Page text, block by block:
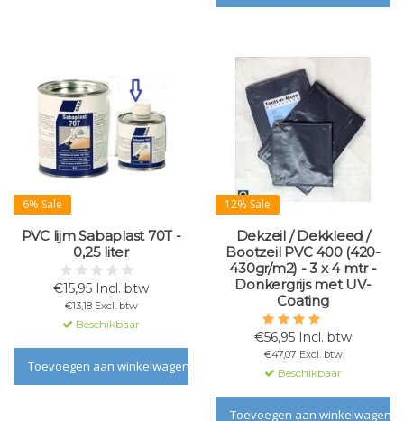
6% Sale
PVC lijm Sabaplast 70T -
0,25 liter
€15,95 Incl. btw
€13,18 Excl. btw
Beschikbaar
Toevoegen aan winkelwagen
12% Sale
Dekzeil / Dekkleed /
Bootzeil PVC 400 (420-
430gr/m2) - 3 x 4 mtr -
Donkergrijs met UV-
Coating
€56,95 Incl. btw
€47,07 Excl. btw
Beschikbaar
Toevoegen aan winkelwagen